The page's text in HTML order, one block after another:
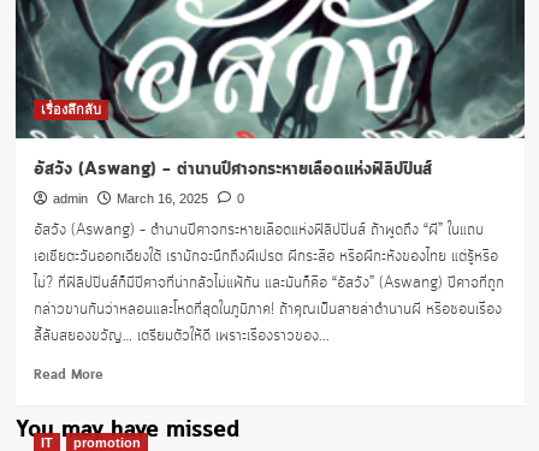
เรื่องลึกลับ
อัสวัง (Aswang) – ตำนานปีศาจกระหายเลือดแห่งฟิลิปปินส์
admin March 16, 2025 0
อัสวัง (Aswang) – ตำนานปีศาจกระหายเลือดแห่งฟิลิปปินส์ ถ้าพูดถึง “ผี” ในแถบ
เอเชียตะวันออกเฉียงใต้ เรามักจะนึกถึงผีเปรต ผีกระสือ หรือผีกะหังของไทย แต่รู้หรือ
ไม่? ที่ฟิลิปปินส์ก็มีปีศาจที่น่ากลัวไม่แพ้กัน และมันก็คือ “อัสวัง” (Aswang) ปีศาจที่ถูก
กล่าวขานกันว่าหลอนและโหดที่สุดในภูมิภาค! ถ้าคุณเป็นสายล่าตำนานผี หรือชอบเรื่อง
ลี้ลับสยองขวัญ… เตรียมตัวให้ดี เพราะเรื่องราวของ...
Read MoreRead
about
อัส
You may have missed
IT promotion